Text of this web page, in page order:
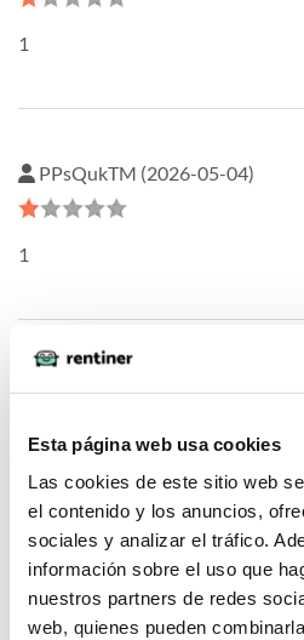
Esta página web usa cookies
Las cookies de este sitio web
el contenido y los anuncios,
sociales y analizar el tráfico.
información sobre el uso que
nuestros partners de redes
web, quienes pueden
1
PPsQukTM (2026-05-04)
1
riesgo si es con franquicia o sin
Rousi (2026-01-27)